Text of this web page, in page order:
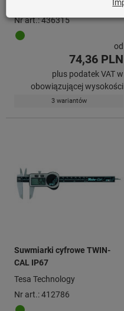
Nr art.: 436315
od
74,36 PLN
plus podatek VAT w
obowiązującej wysokości
3 wariantów
Suwmiarki cyfrowe TWIN-
CAL IP67
Tesa Technology
Nr art.: 412786